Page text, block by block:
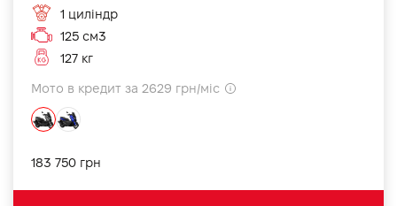
1 циліндр
125 см3
127 кг
Мото в кредит за 2629 грн/міс
183 750 грн